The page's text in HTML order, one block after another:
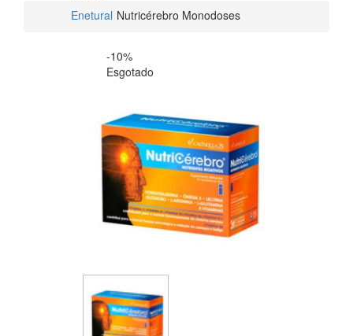
Enetural Nutricérebro Monodoses
-10%
Esgotado